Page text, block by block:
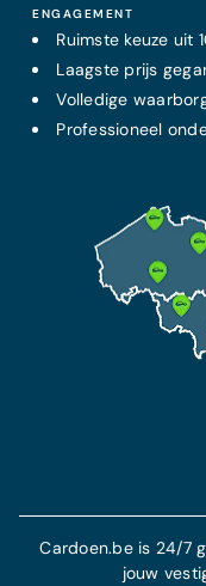
VAST
Service +
Extra
Alle
Alle
7 jaar
Omnium
Vanaf 115
Deze
beschermt je in
ENGAGEMENT
Ruimste keuze uit
Laagste prijs
Volledige
Professioneel
Cardoen.be is 24/7
jouw